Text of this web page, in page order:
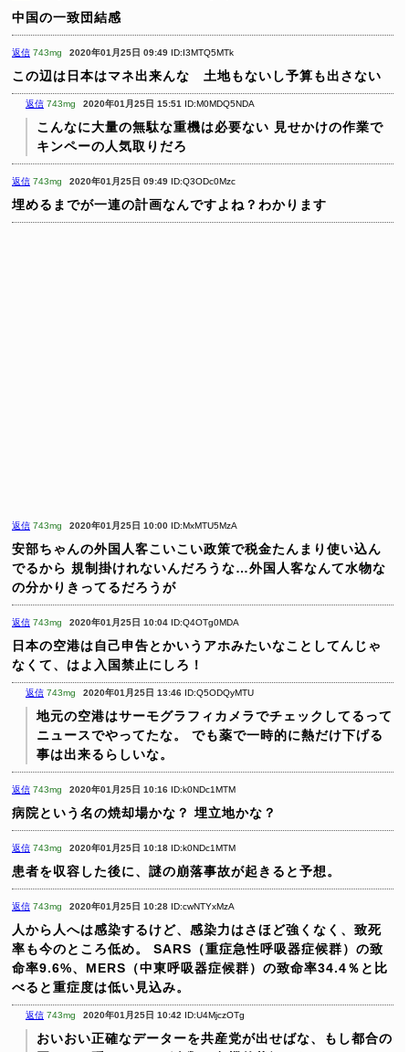
中国の一致団結感
返信 743mg 2020年01月25日 09:49 ID:I3MTQ5MTk
この辺は日本はマネ出来んな 土地もないし予算も出さない
返信 743mg 2020年01月25日 15:51 ID:M0MDQ5NDA
こんなに大量の無駄な重機は必要ない 見せかけの作業で
キンペーの人気取りだろ
返信 743mg 2020年01月25日 09:49 ID:Q3ODc0Mzc
埋めるまでが一連の計画なんですよね？わかります
返信 743mg 2020年01月25日 10:00 ID:MxMTU5MzA
安部ちゃんの外国人客こいこい政策で税金たんまり使い込ん
でるから 規制掛けれないんだろうな…外国人客なんて水物な
の分かりきってるだろうが
返信 743mg 2020年01月25日 10:04 ID:Q4OTg0MDA
日本の空港は自己申告とかいうアホみたいなことしてんじゃ
なくて、はよ入国禁止にしろ！
返信 743mg 2020年01月25日 13:46 ID:Q5ODQyMTU
地元の空港はサーモグラフィカメラでチェックしてるって
ニュースでやってたな。
でも薬で一時的に熱だけ下げる
事は出来るらしいな。
返信 743mg 2020年01月25日 10:16 ID:k0NDc1MTM
病院という名の焼却場かな？ 埋立地かな？
返信 743mg 2020年01月25日 10:18 ID:k0NDc1MTM
患者を収容した後に、謎の崩落事故が起きると予想。
返信 743mg 2020年01月25日 10:28 ID:cwNTYxMzA
人から人へは感染するけど、感染力はさほど強くなく、致死
率も今のところ低め。
SARS（重症急性呼吸器症候群）の致
命率9.6%、MERS（中東呼吸器症候群）の致命率34.4％と比
べると重症度は低い見込み。
返信 743mg 2020年01月25日 10:42 ID:U4MjczOTg
おいおい正確なデーターを共産党が出せばな、もし都合の